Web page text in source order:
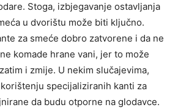
Stoga, izbjegavanje ostavljanja
u dvorištu može biti ključno.
za smeće dobro zatvorene i da ne
komade hrane vani, jer to može
i zmije. U nekim slučajevima,
specijaliziranih kanti za
da budu otporne na glodavce.